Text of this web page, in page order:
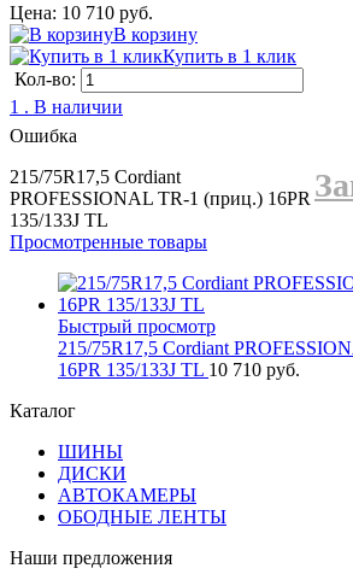
Цена: 10 710 руб.
В корзину
Купить в 1 клик
Кол-во:
1 . В наличии
Ошибка
215/75R17,5 Cordiant
PROFESSIONAL TR-1 (приц.) 16PR
135/133J TL
Просмотренные товары
Быстрый просмотр
215/75R17,5 Cordiant
16PR 135/133J TL 10 710 руб.
Каталог
ШИНЫ
ДИСКИ
АВТОКАМЕРЫ
ОБОДНЫЕ ЛЕНТЫ
Наши предложения